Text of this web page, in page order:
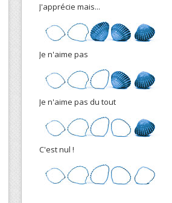
J'apprécie mais...
Je n'aime pas
Je n'aime pas du tout
C'est nul !